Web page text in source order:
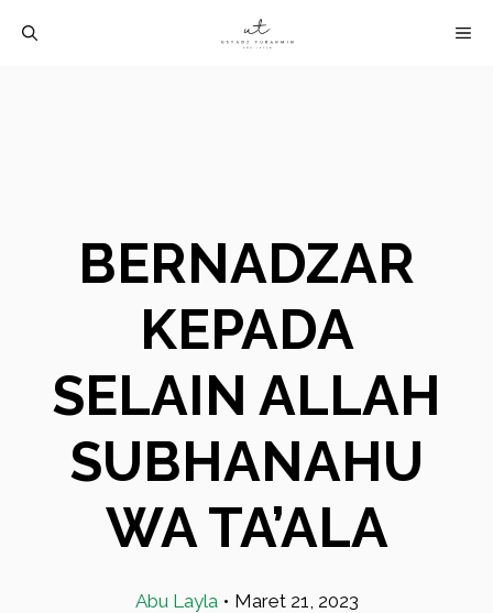
BERNADZAR
KEPADA
SELAIN ALLAH
SUBHANAHU
WA TA’ALA
Abu Layla • Maret 21, 2023